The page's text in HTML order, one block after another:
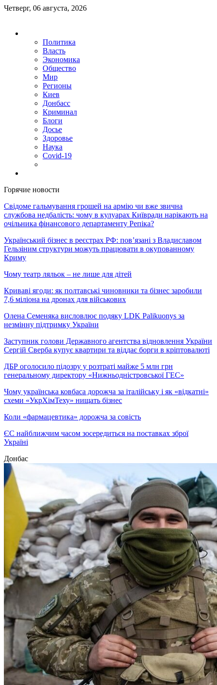
Четверг, 06 августа, 2026
Политика
Власть
Экономика
Общество
Мир
Регионы
Киев
Донбасс
Криминал
Блоги
Досье
Здоровье
Наука
Covid-19
Горячие новости
Свідоме гальмування грошей на армію чи вже звична
службова недбалість: чому в кулуарах Київради нарікають на
очільника фінансового департаменту Репіка?
Український бізнес в реєстрах РФ: пов’язані з Владиславом
Гельзіним структури можуть працювати в окупованному
Криму
Чому театр ляльок – не лише для дітей
Криваві ягоди: як полтавські чиновники та бізнес заробили
7,6 міліона на дронах для військових
Олена Семеняка висловлює подяку LDK Palikuonys за
незмінну підтримку України
Заступник голови Державного агентства відновлення України
Сергій Сверба купує квартири та віддає борги в кріптовалюті
ДБР оголосило підозру у розтраті майже 5 млн грн
генеральному директору «Нижньодністровської ГЕС»
Чому українська ковбаса дорожча за італійську і як «відкатні»
схеми «УкрХімТеху» нищать бізнес
Коли «фармацевтика» дорожча за совість
ЄС найближчим часом зосередиться на поставках зброї
Україні
Донбас